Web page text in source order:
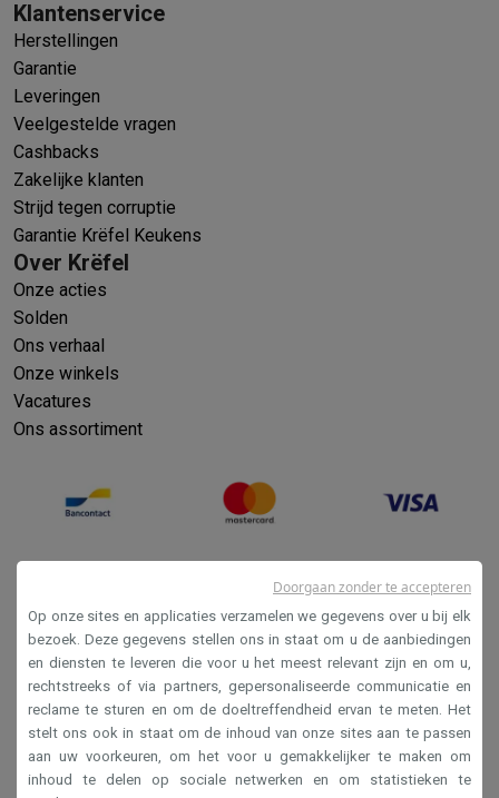
Klantenservice
Herstellingen
Garantie
Leveringen
Veelgestelde vragen
Cashbacks
Zakelijke klanten
Strijd tegen corruptie
Garantie Krëfel Keukens
Over Krëfel
Onze acties
Solden
Ons verhaal
Onze winkels
Vacatures
Ons assortiment
Verkoopsvoorwaarden
Privacy
Disclaimer
Cookies
Op onze sites en applicaties verzamelen we gegevens over u bij elk
bezoek. Deze gegevens stellen ons in staat om u de aanbiedingen
en diensten te leveren die voor u het meest relevant zijn en om u,
rechtstreeks of via partners, gepersonaliseerde communicatie en
reclame te sturen en om de doeltreffendheid ervan te meten. Het
stelt ons ook in staat om de inhoud van onze sites aan te passen
aan uw voorkeuren, om het voor u gemakkelijker te maken om
inhoud te delen op sociale netwerken en om statistieken te
Doorgaan zonder te accepteren